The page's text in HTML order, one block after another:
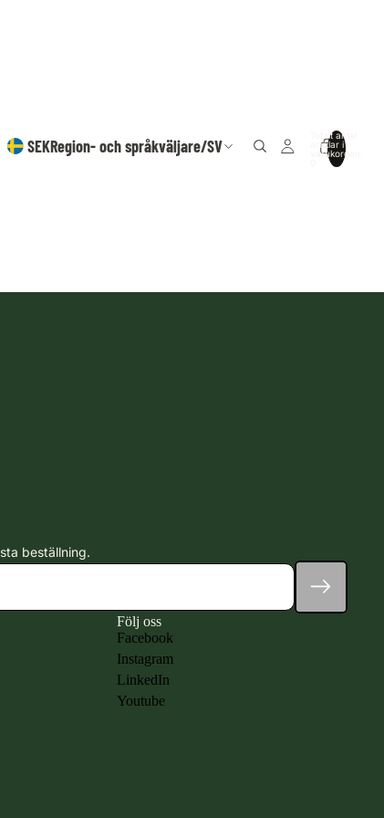
SEKRegion- och språkväljare/SV
Totalt antal
artiklar i
varukorgen:
beställning.
Följ oss
Facebook
Instagram
LinkedIn
Youtube